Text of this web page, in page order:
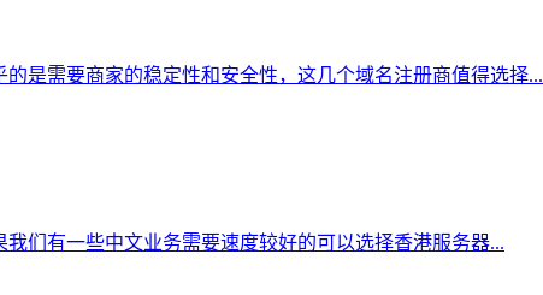
是需要商家的稳定性和安全性，这几个域名注册商值得选择...
们有一些中文业务需要速度较好的可以选择香港服务器...